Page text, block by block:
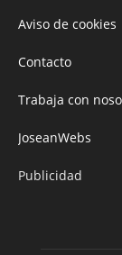
Aviso de cookies
Contacto
Trabaja con
JoseanWebs
Publicidad